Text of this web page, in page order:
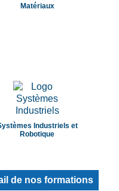
Matériaux
Industriels et
Robotique
de nos formations